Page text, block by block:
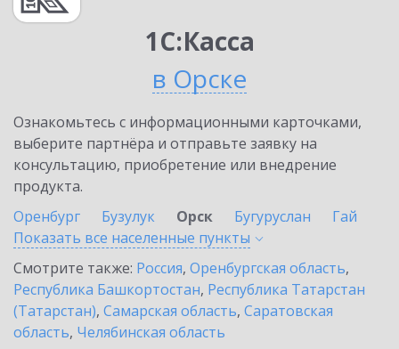
1С:Касса
в Орске
Ознакомьтесь с информационными карточками,
выберите партнёра и отправьте заявку на
консультацию, приобретение или внедрение
продукта.
Оренбург
Бузулук Орск Бугуруслан
Гай
Показать все населенные пункты
Смотрите также: Россия, Оренбургская область,
Республика Башкортостан, Республика Татарстан
(Татарстан), Самарская область, Саратовская
область, Челябинская область